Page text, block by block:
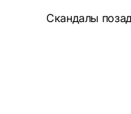
Скандалы